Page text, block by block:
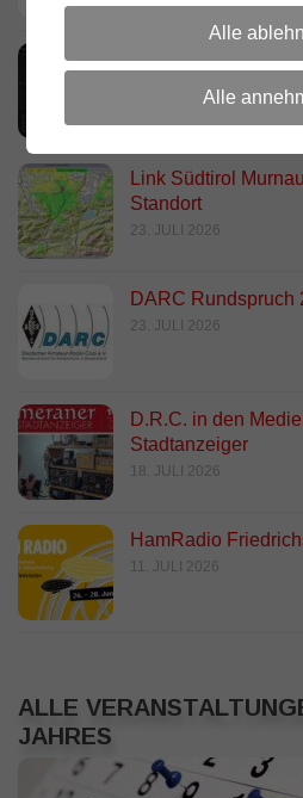
Neues dashboard
Link Südtirol
Standort
23. JULI 2026
DARC Rundspruch
23. JULI 2026
D.R.C. in den
Stadtanzeiger
18. JULI 2026
HamRadio
11. JULI 2026
ALLE
JAHRES
Alle
Alle